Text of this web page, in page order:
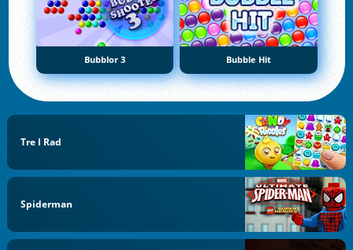
Bubblor 3 Bubble Hit
Tre I Rad
Spiderman